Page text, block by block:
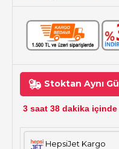
Stoktan Aynı
3 saat 38 dakika içinde
HepsiJet Kargo